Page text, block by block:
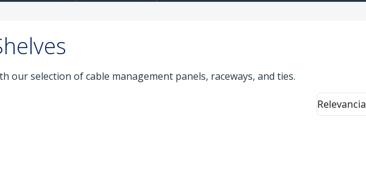
our selection of cable management panels, raceways, and ties.
Relevancia